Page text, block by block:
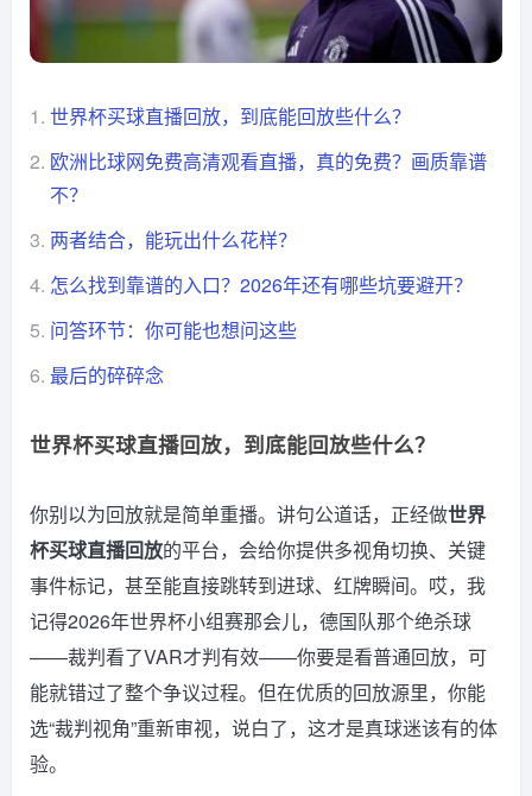
1. 世界杯买球直播回放，到底能回放些什么？
2. 欧洲比球网免费高清观看直播，真的免费？画质靠谱
不？
3. 两者结合，能玩出什么花样？
4. 怎么找到靠谱的入口？2026年还有哪些坑要避开？
5. 问答环节：你可能也想问这些
6. 最后的碎碎念
世界杯买球直播回放，到底能回放些什么？
你别以为回放就是简单重播。讲句公道话，正经做世界
杯买球直播回放的平台，会给你提供多视角切换、关键
事件标记，甚至能直接跳转到进球、红牌瞬间。哎，我
记得2026年世界杯小组赛那会儿，德国队那个绝杀球
——裁判看了VAR才判有效——你要是看普通回放，可
能就错过了整个争议过程。但在优质的回放源里，你能
选“裁判视角”重新审视，说白了，这才是真球迷该有的体
验。